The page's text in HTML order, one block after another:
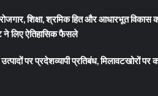
शिक्षा, श्रमिक हित और आधारभूत विकास
ने लिए ऐतिहासिक फैसले
पर प्रदेशव्यापी प्रतिबंध, मिलावटखोरों पर